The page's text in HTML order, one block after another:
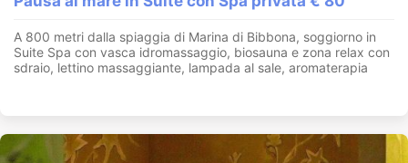
A 800 metri dalla spiaggia di Marina di Bibbona, soggiorno in
Suite Spa con vasca idromassaggio, biosauna e zona relax con
sdraio, lettino massaggiante, lampada al sale, aromaterapia